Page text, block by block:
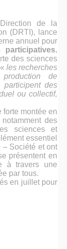
de la
(DRTI), lance
annuel pour
des sciences
«les recherches
de
participent des
ou collectif,
forte montée en
des
sciences et
essentiel
Société et ont
présentent en
à travers une
par tous.
en juillet pour